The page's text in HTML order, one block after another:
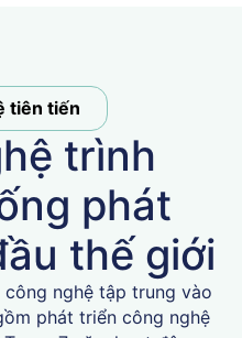
tiên tiến
trình
phát
thế giới
nghệ tập trung vào
phát triển công nghệ